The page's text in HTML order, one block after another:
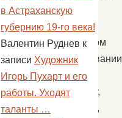
участием
в
дружеском
соревновании
на
быстроту,
ловкость,
в Астраханскую
губернию 19-го века!
Валентин Руднев к
записи Художник
Игорь Пухарт и его
работы. Уходят
таланты …